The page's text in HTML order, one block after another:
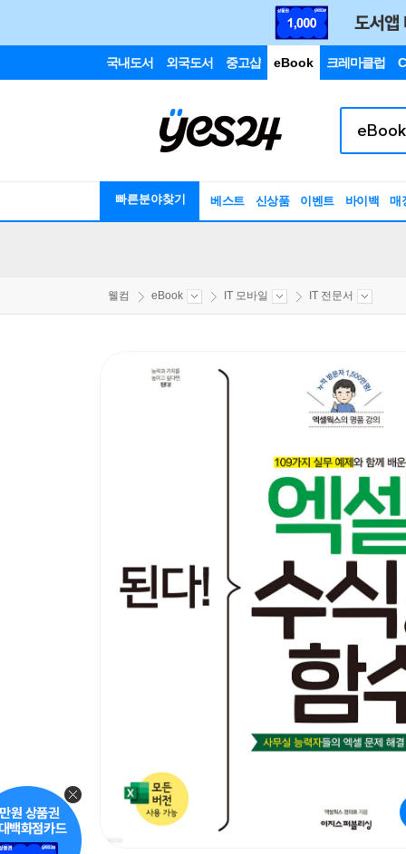
국내도서 외국도서 중고샵 eBook 크레마클럽
빠른분야찾기 베스트 신상품 이벤트 바이백 매
웰컴 eBook IT 모바일 IT 전문서